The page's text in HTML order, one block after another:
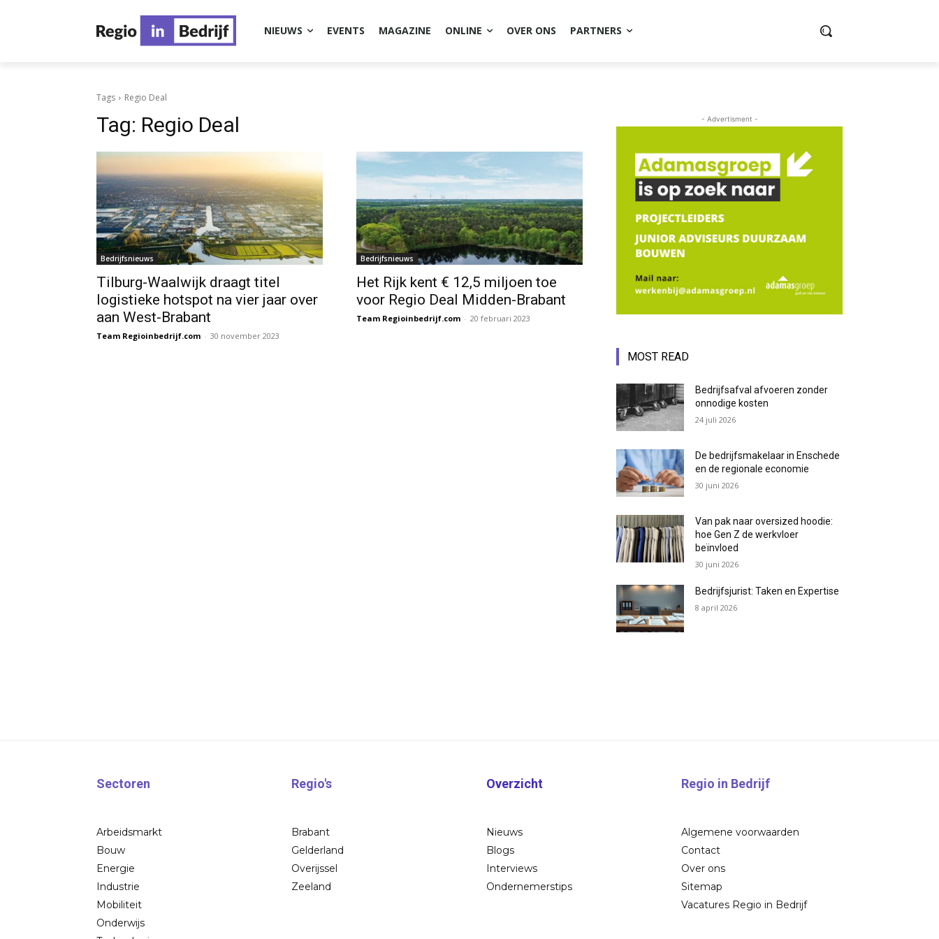
NIEUWS EVENTS MAGAZINE ONLINE OVER ONS PARTNERS
Tags Regio Deal
Tag: Regio Deal
Bedrijfsnieuws
Tilburg-Waalwijk draagt titel
logistieke hotspot na vier jaar over
aan West-Brabant
Team Regioinbedrijf.com - 30 november 2023
Bedrijfsnieuws
Het Rijk kent € 12,5 miljoen toe
voor Regio Deal Midden-Brabant
Team Regioinbedrijf.com - 20 februari 2023
- Advertisment -
MOST READ
Bedrijfsafval afvoeren zonder
onnodige kosten
24 juli 2026
De bedrijfsmakelaar in Enschede
en de regionale economie
30 juni 2026
Van pak naar oversized hoodie:
hoe Gen Z de werkvloer
beïnvloed
30 juni 2026
Bedrijfsjurist: Taken en Expertise
8 april 2026
Sectoren
Arbeidsmarkt
Bouw
Energie
Industrie
Mobiliteit
Onderwijs
Regio's
Brabant
Gelderland
Overijssel
Zeeland
Overzicht
Nieuws
Blogs
Interviews
Ondernemerstips
Regio in Bedrijf
Algemene voorwaarden
Contact
Over ons
Sitemap
Vacatures Regio in Bedrijf